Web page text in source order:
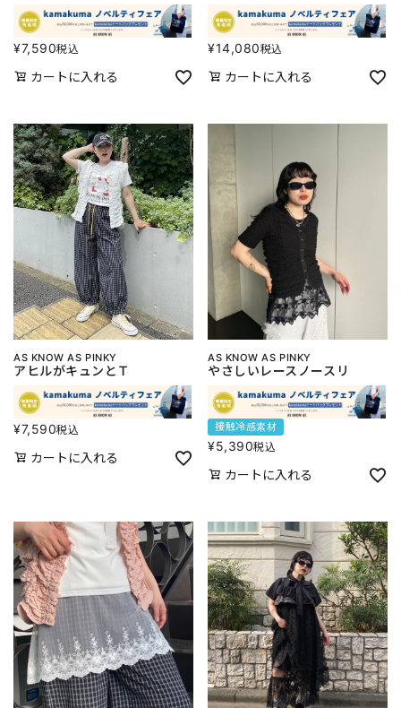
¥7,590税込
カートに入れる
¥14,080税込
カートに入れる
AS KNOW AS PINKY
アヒルがキュンとＴ
¥7,590税込
カートに入れる
AS KNOW AS PINKY
やさしいレースノースリ
接触冷感素材
¥5,390税込
カートに入れる